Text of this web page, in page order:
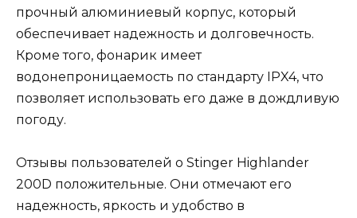
прочный алюминиевый корпус, который
обеспечивает надежность и долговечность.
Кроме того, фонарик имеет
водонепроницаемость по стандарту IPX4, что
позволяет использовать его даже в дождливую
погоду.
Отзывы пользователей о Stinger Highlander
200D положительные. Они отмечают его
надежность, яркость и удобство в